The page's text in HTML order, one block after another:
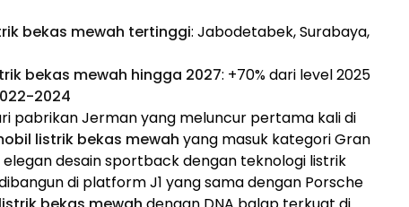
bekas mewah tertinggi: Jabodetabek, Surabaya,
bekas mewah hingga 2027: +70% dari level 2025
2024
pabrikan Jerman yang meluncur pertama kali di
listrik bekas mewah yang masuk kategori Gran
desain sportback dengan teknologi listrik
di platform J1 yang sama dengan Porsche